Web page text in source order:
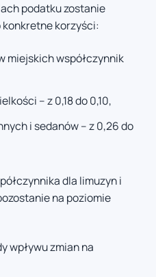
podatku zostanie
korzyści:
miejskich współczynnik
– z 0,18 do 0,10,
i sedanów – z 0,26 do
dla limuzyn i
na poziomie
wpływu zmian na